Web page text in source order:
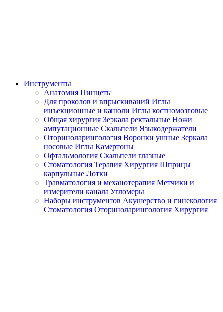
Инструменты
Анатомия Пинцеты
Для проколов и впрыскиваний Иглы
инъекционные и канюли Иглы костномозговые
Общая хирургия Зеркала ректальные Ножи
ампутационные Скальпели Языкодержатели
Оториноларингология Воронки ушные Зеркала
носовые Иглы Камертоны
Офтальмология Скальпели глазные
Стоматология Терапия Хирургия Шприцы
карпульные Лотки
Травматология и механотерапия Метчики и
измерители канала Угломеры
Наборы инструментов Акушерство и гинекология
Стоматология Оториноларингология Хирургия